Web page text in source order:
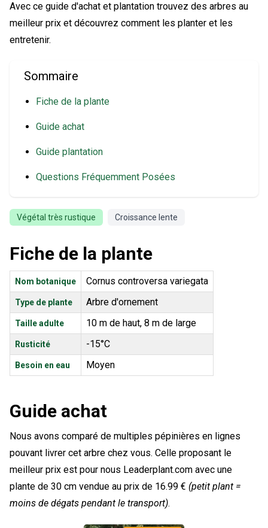
Avec ce guide d'achat et plantation trouvez des arbres au
meilleur prix et découvrez comment les planter et les
entretenir.
Sommaire
Fiche de la plante
Guide achat
Guide plantation
Questions Fréquemment Posées
Végétal très rustique Croissance lente
Fiche de la plante
Nom botanique Cornus controversa variegata
Type de plante Arbre d'ornement
Taille adulte 10 m de haut, 8 m de large
Rusticité -15°C
Besoin en eau Moyen
Guide achat
Nous avons comparé de multiples pépinières en lignes
pouvant livrer cet arbre chez vous. Celle proposant le
meilleur prix est pour nous Leaderplant.com avec une
plante de 30 cm vendue au prix de 16.99 € (petit plant =
moins de dégats pendant le transport).